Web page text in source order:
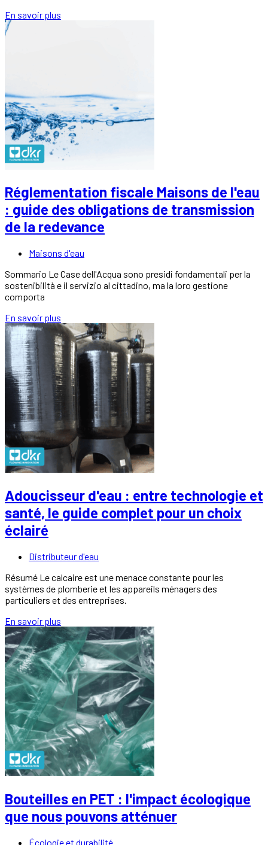
En savoir plus
Réglementation fiscale Maisons de l'eau
: guide des obligations de transmission
de la redevance
Maisons d'eau
Sommario Le Case dell'Acqua sono presidi fondamentali per la
sostenibilità e il servizio al cittadino, ma la loro gestione
comporta
En savoir plus
Adoucisseur d'eau : entre technologie et
santé, le guide complet pour un choix
éclairé
Distributeur d'eau
Résumé Le calcaire est une menace constante pour les
systèmes de plomberie et les appareils ménagers des
particuliers et des entreprises.
En savoir plus
Bouteilles en PET : l'impact écologique
que nous pouvons atténuer
Écologie et durabilité